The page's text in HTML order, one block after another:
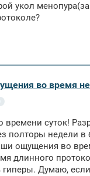
укол
во время
времени суток!
полторы недели в
ощущения во
длинного
Думаю,